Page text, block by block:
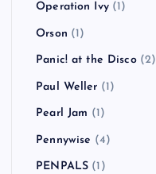
Operation Ivy(1)
Orson (1)
Panic! at the Disco(2)
Paul Weller (1)
Pearl Jam (1)
Pennywise (4)
PENPALS (1)